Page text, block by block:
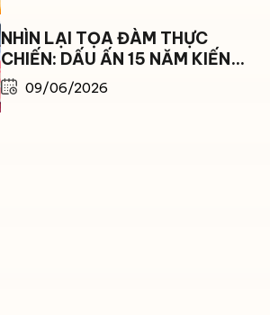
NHÌN LẠI TỌA ĐÀM THỰC
CHIẾN: DẤU ẤN 15 NĂM KIẾN
TẠO VÀ BỨT PHÁ CÙNG SƠN
KAMAX
09/06/2026